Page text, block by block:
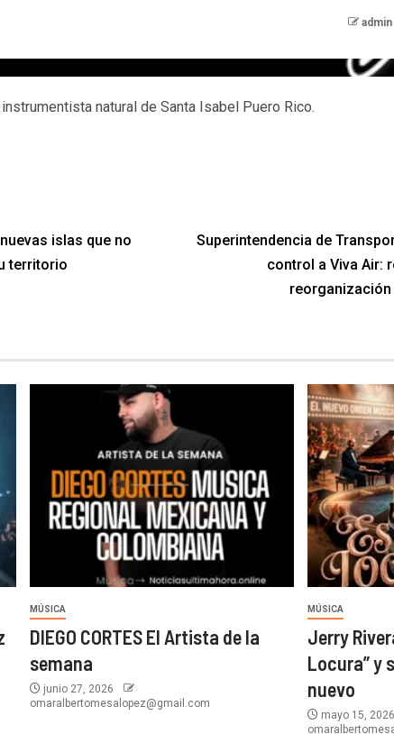
admin
natural de Santa Isabel Puero Rico.
islas que no
territorio
Superintendencia de
control a Viva Air:
MÚSICA
DIEGO CORTES El Artista de la
semana
junio 27, 2026
omaralbertomesalopez@gmail.com
MÚSICA
Jerry
Locura” y
nuevo
mayo 15, 2026